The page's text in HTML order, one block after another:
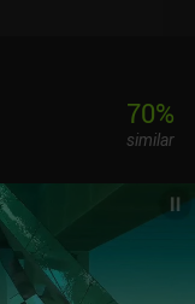
70%
similar